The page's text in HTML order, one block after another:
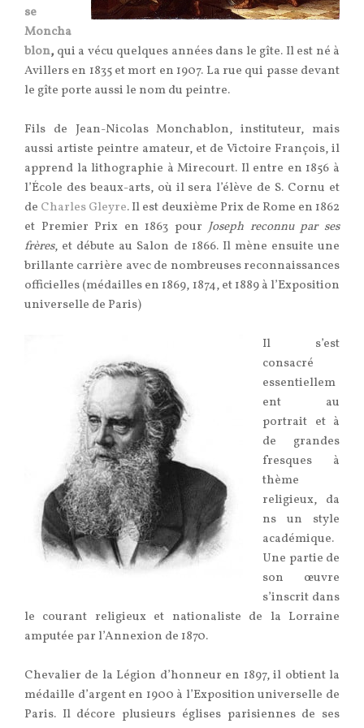
se
Moncha
blon, qui a vécu quelques années dans le gîte. Il est né à
Avillers en 1835 etmort en 1907. La rue qui passe devant
le gîte porte aussi le nom du peintre.
Fils de Jean-Nicolas Monchablon, instituteur, mais
aussi artiste peintre amateur, et de Victoire François, il
apprend la lithographie à Mirecourt. Il entre en 1856 à
l’École des beaux-arts, où il sera l’élève de S. Cornu et
de Charles Gleyre. Il est deuxième Prix de Rome en 1862
et Premier Prix en 1863 pour Joseph reconnu par ses
frères, et débute au Salon de 1866. Il mène ensuite une
brillante carrière avec de nombreuses reconnaissances
officielles (médailles en 1869, 1874, et 1889 à l’Exposition
universelle de Paris)
Il s’est
consacré
essentiellem
ent au
portrait et à
de grandes
fresques à
thème
religieux, da
ns un style
académique.
Une partie de
son œuvre
s’inscrit dans
le courant religieux et nationaliste de la Lorraine
amputée par l’Annexion de 1870.
Chevalier de la Légion d’honneur en 1897, il obtient la
médaille d’argent en 1900 à l’Exposition universelle de
Paris. Il décore plusieurs églises parisiennes de ses